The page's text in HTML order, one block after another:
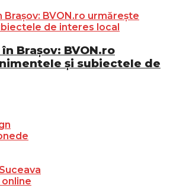
Brașov: BVON.ro
și subiectele de
online